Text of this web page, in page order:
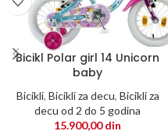
Bicikl Polar girl 14 Unicorn
baby
Bicikli, Bicikli za decu, Bicikli za
decu od 2 do 5 godina
15.900,00din